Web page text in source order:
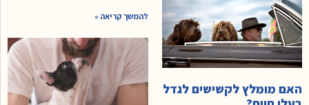
האם מומלץ לקשישים לגדל
להמשך קריאה »